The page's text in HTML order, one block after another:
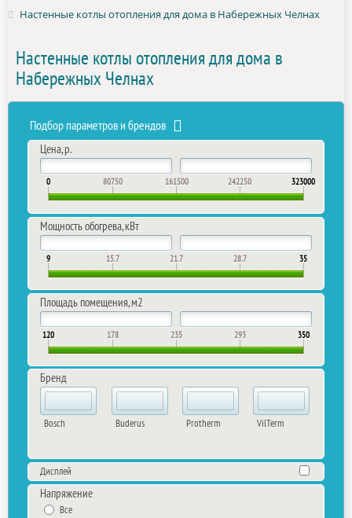
Настенные котлы отопления для дома в Набережных Челнах
Настенные котлы отопления для дома в
Набережных Челнах
Подбор параметров и брендов
Цена, р.
0 80750 161500 242250 323000
Мощность обогрева, кВт
9 15.7 21.7 28.7 35
Площадь помещения, м2
120 178 235 293 350
Бренд
Bosch Buderus Protherm VilTerm
Дисплей
Напряжение
Все